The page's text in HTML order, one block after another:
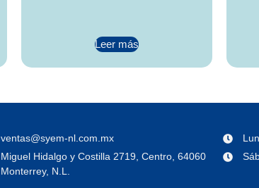
Leer más
ventas@syem-nl.com.mx
Miguel Hidalgo y Costilla 2719, Centro, 64060
Monterrey, N.L.